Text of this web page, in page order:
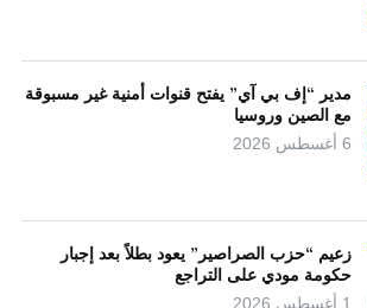
مدير “إف بي آي” يفتح قنوات أمنية غير مسبوقة
مع الصين وروسيا
6 أغسطس 2026
زعيم “حزب الصراصير” يعود بطلاً بعد إجبار
حكومة مودي على التراجع
1 أغسطس 2026